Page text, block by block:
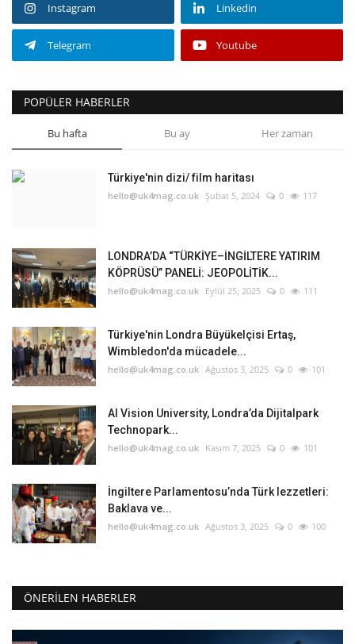
Instagram Linkedin
Telegram Youtube
POPÜLER HABERLER
Bu hafta Bu ay Her zaman
Türkiye'nin dizi/ film haritası
hello@uk4mag.co.uk Şubat 5, 2024 0 117
LONDRA’DA “TÜRKİYE–İNGİLTERE YATIRIM
KÖPRÜSÜ” PANELİ: JEOPOLİTİK...
hello@uk4mag.co.uk Eylül 25, 2025 0 111
Türkiye'nin Londra Büyükelçisi Ertaş,
Wimbledon'da mücadele...
hello@uk4mag.co.uk Ağustos 3, 2025 0 101
AI Vision University, Londra’da Dijitalpark
Technopark...
hello@uk4mag.co.uk Kasım 7, 2025 0 101
İngiltere Parlamentosu’nda Türk lezzetleri:
Baklava ve...
hello@uk4mag.co.uk Ağustos 3, 2025 0 100
ÖNERILEN HABERLER